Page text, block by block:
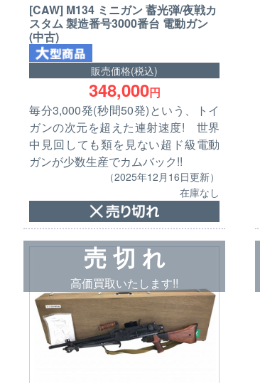
[CAW] M134 ミニガン 蓄光弾/夜戦カ
スタム 製造番号3000番台 電動ガン
(中古)
販売価格(税込)
348,000円
毎分3,000発(秒間50発)という、トイ
ガンの次元を超えた連射速度! 世界
中見回しても類を見ない超ド級電動
ガンが少数生産でカムバック!!
（2025年12月16日更新）
在庫なし
売 切 れ
高価買取いたします!!